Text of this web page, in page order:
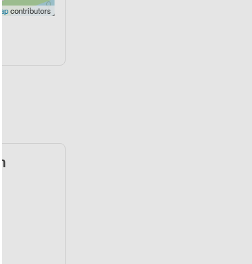
contributors